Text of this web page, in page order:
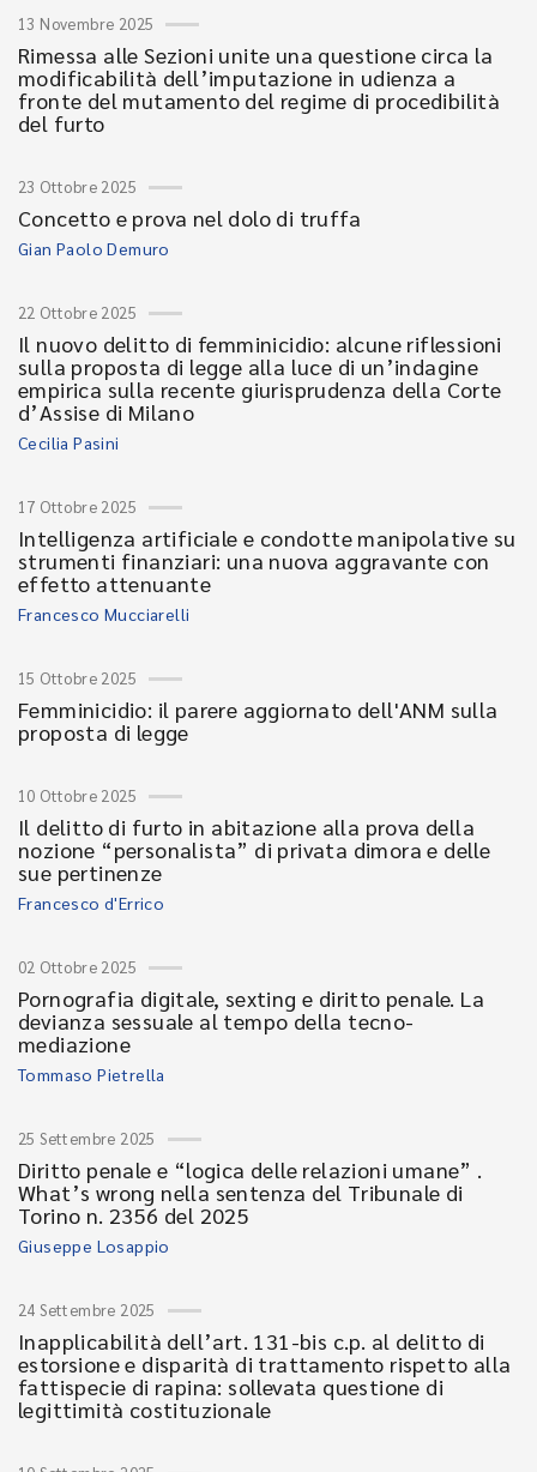
13 Novembre 2025
Rimessa alle Sezioni unite una questione circa la
modificabilità dell’imputazione in udienza a
fronte del mutamento del regime di procedibilità
del furto
23 Ottobre 2025
Concetto e prova nel dolo di truffa
Gian Paolo Demuro
22 Ottobre 2025
Il nuovo delitto di femminicidio: alcune riflessioni
sulla proposta di legge alla luce di un’indagine
empirica sulla recente giurisprudenza della Corte
d’Assise di Milano
Cecilia Pasini
17 Ottobre 2025
Intelligenza artificiale e condotte manipolative su
strumenti finanziari: una nuova aggravante con
effetto attenuante
Francesco Mucciarelli
15 Ottobre 2025
Femminicidio: il parere aggiornato dell'ANM sulla
proposta di legge
10 Ottobre 2025
Il delitto di furto in abitazione alla prova della
nozione “personalista” di privata dimora e delle
sue pertinenze
Francesco d'Errico
02 Ottobre 2025
Pornografia digitale, sexting e diritto penale. La
devianza sessuale al tempo della tecno-
mediazione
Tommaso Pietrella
25 Settembre 2025
Diritto penale e “logica delle relazioni umane” .
What’s wrong nella sentenza del Tribunale di
Torino n. 2356 del 2025
Giuseppe Losappio
24 Settembre 2025
Inapplicabilità dell’art. 131-bis c.p. al delitto di
estorsione e disparità di trattamento rispetto alla
fattispecie di rapina: sollevata questione di
legittimità costituzionale